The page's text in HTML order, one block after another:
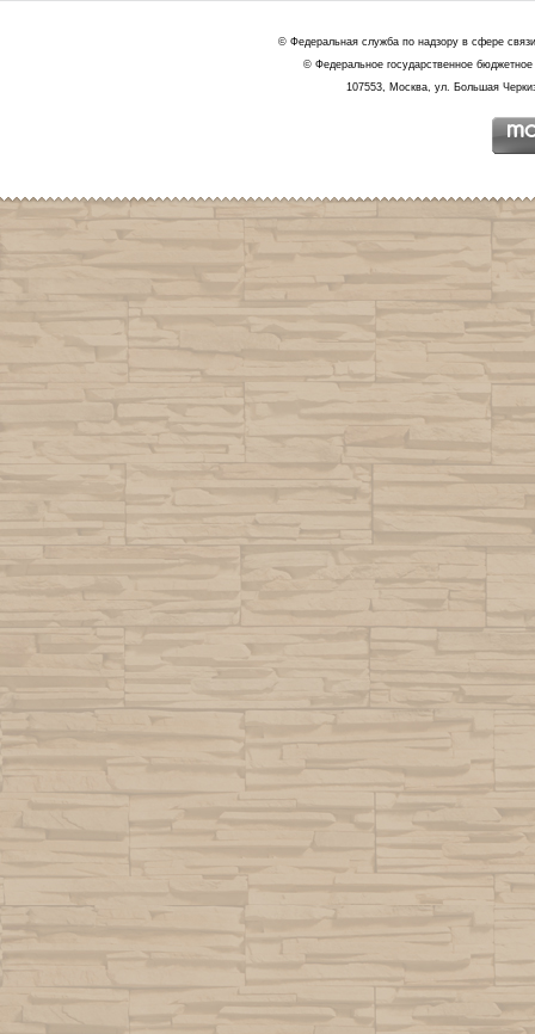
© Федеральная служба по надзору в сфере
© Федеральное государственное
107553, Москва, ул. Большая